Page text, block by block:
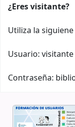
¿Eres visitante?
Utiliza la
Usuario: visitante
Contraseña: